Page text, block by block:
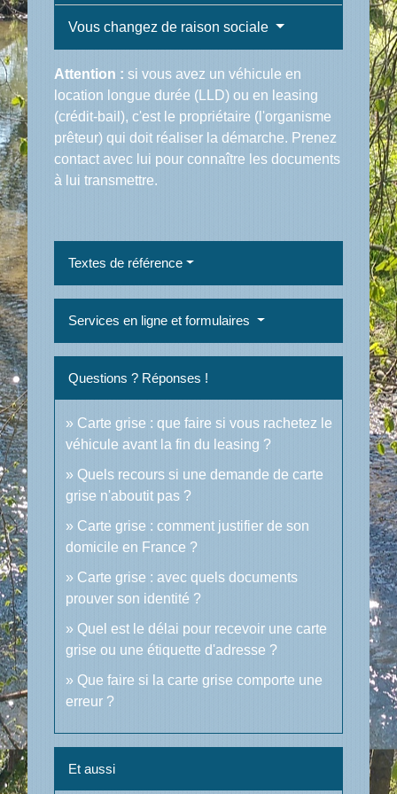
Vous changez de raison sociale
Attention : si vous avez un véhicule en
location longue durée (LLD) ou en leasing
(crédit-bail), c'est le propriétaire (l'organisme
prêteur) qui doit réaliser la démarche. Prenez
contact avec lui pour connaître les documents
à lui transmettre.
Textes de référence
Services en ligne et formulaires
Questions ? Réponses !
Carte grise : que faire si vous rachetez le
véhicule avant la fin du leasing ?
Quels recours si une demande de carte
grise n'aboutit pas ?
Carte grise : comment justifier de son
domicile en France ?
Carte grise : avec quels documents
prouver son identité ?
Quel est le délai pour recevoir une carte
grise ou une étiquette d'adresse ?
Que faire si la carte grise comporte une
erreur ?
Et aussi